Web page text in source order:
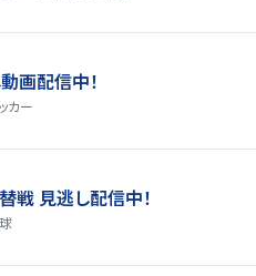
画配信中！
カー
戦 見逃し配信中！